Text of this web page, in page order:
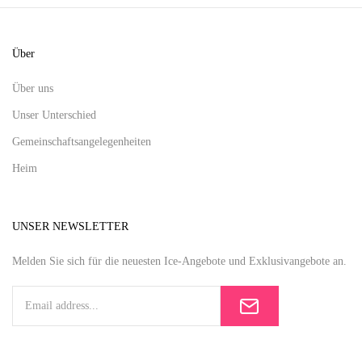
Über
Über uns
Unser Unterschied
Gemeinschaftsangelegenheiten
Heim
UNSER NEWSLETTER
Melden Sie sich für die neuesten Ice-Angebote und Exklusivangebote an.